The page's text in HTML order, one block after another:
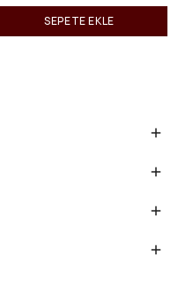
SEPETE EKLE